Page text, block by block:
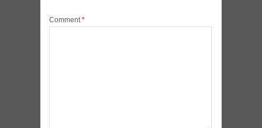
Comment*